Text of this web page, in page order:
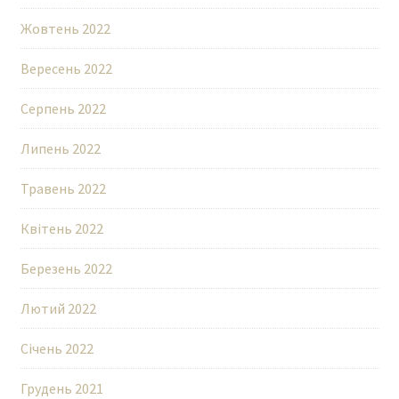
Жовтень 2022
Вересень 2022
Серпень 2022
Липень 2022
Травень 2022
Квітень 2022
Березень 2022
Лютий 2022
Січень 2022
Грудень 2021